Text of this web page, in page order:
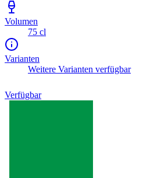
Volumen
75 cl
Varianten
Weitere Varianten verfügbar
Verfügbar